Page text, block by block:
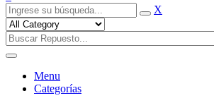
X
Menu
Categorías